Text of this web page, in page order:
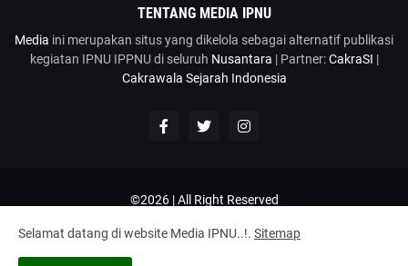
TENTANG MEDIA IPNU
Media ini merupakan situs yang dikelola sebagai alternatif publikasi
kegiatan IPNU IPPNU di seluruh Nusantara | Partner:CakraSI |
Cakrawala Sejarah Indonesia
©2026 | All Right Reserved
Google News Penulis Hubungi Kami
Kirim Artikel
Selamat datang di website Media IPNU..!. Sitemap